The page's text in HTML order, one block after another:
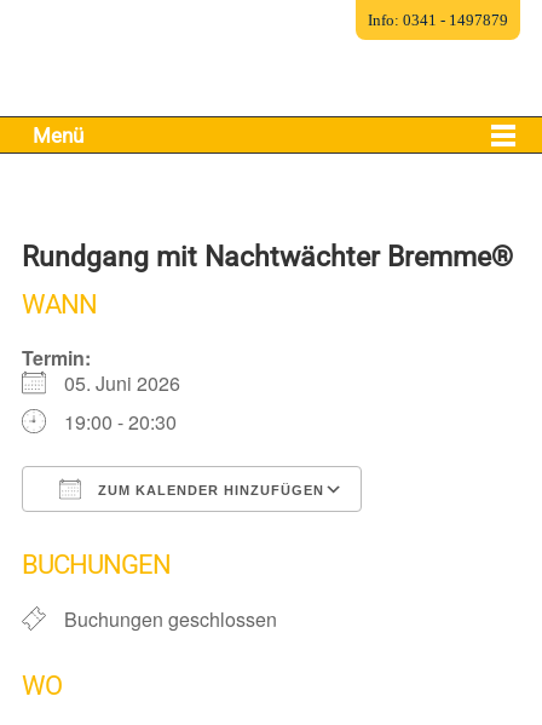
Menü
Rundgang mit Nachtwächter Bremme®
WANN
Termin:
05. Juni 2026
19:00 - 20:30
ZUM KALENDER HINZUFÜGEN
BUCHUNGEN
Buchungen geschlossen
WO
Info: 0341 - 1497879